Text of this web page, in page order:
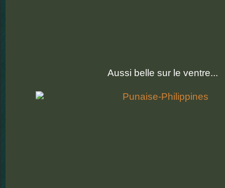
Aussi belle sur le ventre...